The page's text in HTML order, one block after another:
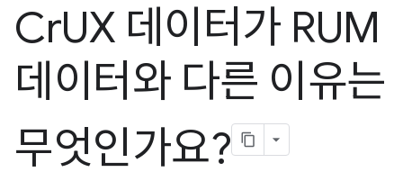
CrUX 데이터가 RUM
데이터와 다른 이유는
무엇인가요?